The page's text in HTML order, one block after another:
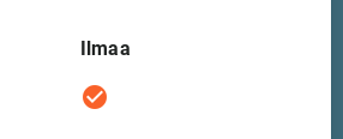
Ilmaa
check_circle